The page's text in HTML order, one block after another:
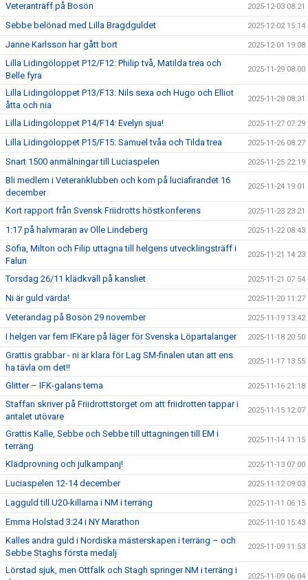
Veteranträff på Bosön 2025-12-03 08:21
Sebbe belönad med Lilla Bragdguldet 2025-12-02 15:14
Janne Karlsson har gått bort 2025-12-01 19:08
Lilla Lidingöloppet P12/F12: Philip två, Matilda trea och
Belle fyra
2025-11-29 08:00
Lilla Lidingöloppet P13/F13: Nils sexa och Hugo och Elliot
åtta och nia
2025-11-28 08:31
Lilla Lidingöloppet P14/F14: Evelyn sjua! 2025-11-27 07:29
Lilla Lidingöloppet P15/F15: Samuel tvåa och Tilda trea 2025-11-26 08:27
Snart 1500 anmälningar till Luciaspelen 2025-11-25 22:19
Bli medlem i Veteranklubben och kom på luciafirandet 16
december
2025-11-24 19:01
Kort rapport från Svensk Friidrotts höstkonferens 2025-11-23 23:21
1:17 på halvmaran av Olle Lindeberg 2025-11-22 08:43
Sofia, Milton och Filip uttagna till helgens utvecklingsträff i
Falun
2025-11-21 14:23
Torsdag 26/11 klädkväll på kansliet 2025-11-21 07:54
Ni är guld värda! 2025-11-20 11:27
Veterandag på Bosön 29 november 2025-11-19 13:42
I helgen var fem IFKare på läger för Svenska Löpartalanger 2025-11-18 20:50
Grattis grabbar - ni är klara för Lag SM-finalen utan att ens
ha tävla om det!!
2025-11-17 13:55
Glitter – IFK-galans tema 2025-11-16 21:18
Staffan skriver på Friidrottstorget om att friidrotten tappar i
antalet utövare
2025-11-15 12:07
Grattis Kalle, Sebbe och Sebbe till uttagningen till EM i
terräng
2025-11-14 11:15
Klädprovning och julkampanj! 2025-11-13 07:00
Luciaspelen 12-14 december 2025-11-12 09:03
Lagguld till U20-killarna i NM i terräng 2025-11-11 06:15
Emma Holstad 3:24 i NY Marathon 2025-11-10 15:43
Kalles andra guld i Nordiska mästerskapen i terräng – och
Sebbe Staghs första medalj
2025-11-09 11:53
Lörstad sjuk, men Ottfalk och Stagh springer NM i terräng i
2025-11-09 06:04